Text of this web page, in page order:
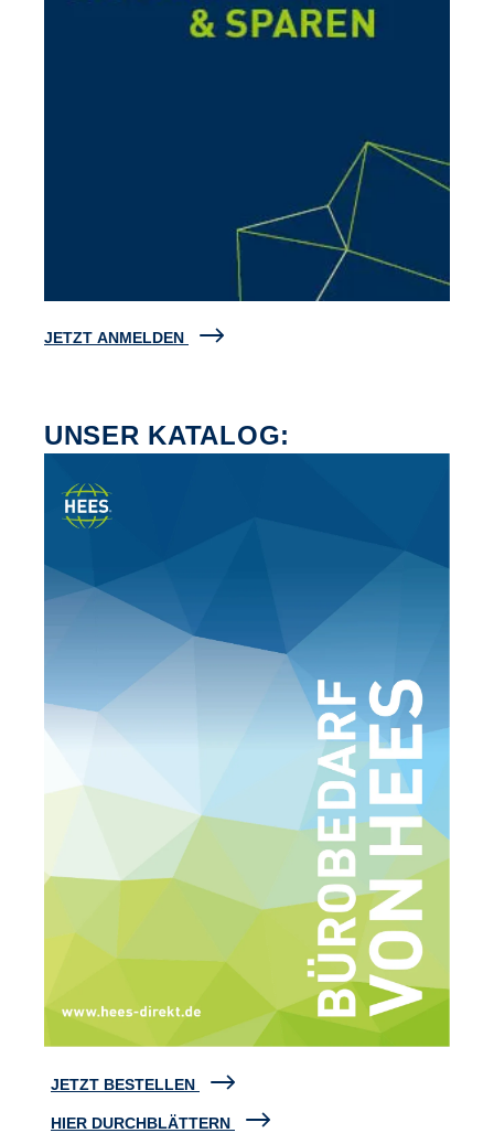
JETZT ANMELDEN
UNSER KATALOG:
JETZT BESTELLEN
HIER DURCHBLÄTTERN